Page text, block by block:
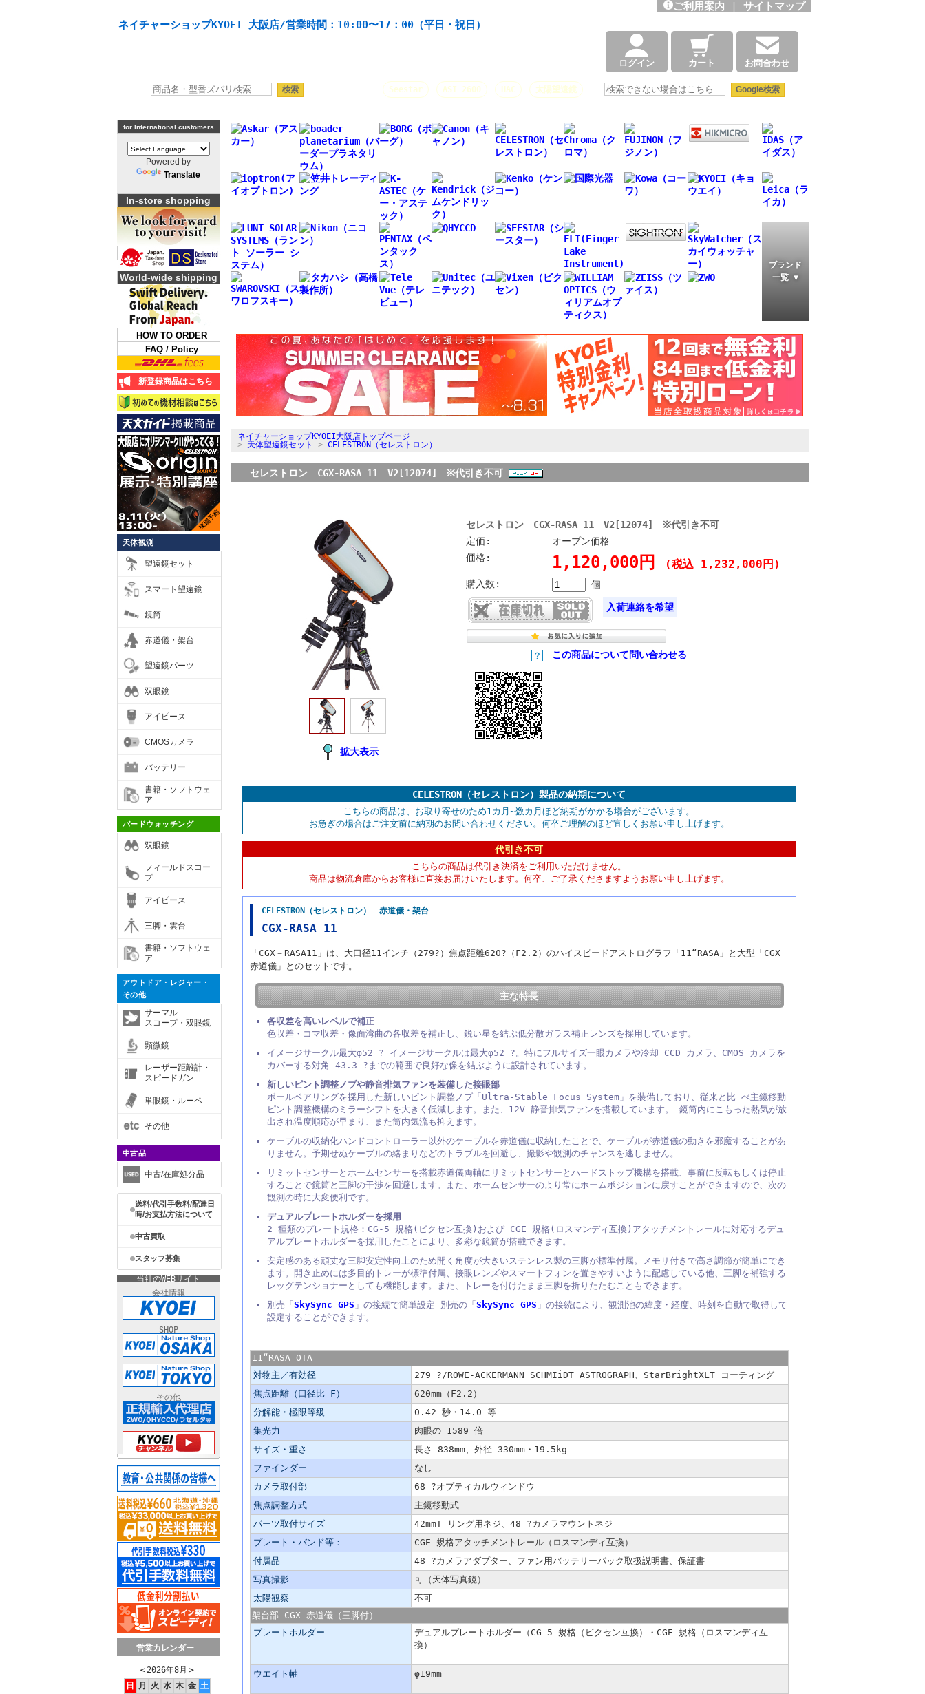
ネイチャーショップKYOEI 大阪店/営業時間：10:00〜17：00（平日・祝日）
ご利用案内 | サイトマップ
ログイン カート お問合わせ
Seestar ASI 2600 HAC 太陽望遠鏡
for International customers
Powered by
Translate
In-store shopping
World-wide shipping
HOW TO ORDER
FAQ / Policy
新登録商品はこちら
天体観測
望遠鏡セット
スマート望遠鏡
鏡筒
赤道儀・架台
望遠鏡パーツ
双眼鏡
アイピース
CMOSカメラ
バッテリー
書籍・ソフトウェ
ア
バードウォッチング
双眼鏡
フィールドスコー
プ
アイピース
三脚・雲台
書籍・ソフトウェ
ア
アウトドア・レジャー・
その他
サーマル
スコープ・双眼鏡
顕微鏡
レーザー距離計・
スピードガン
単眼鏡・ルーペ
その他
中古品
中古/在庫処分品
送料/代引手数料/配達日
時/お支払方法について
中古買取
スタッフ募集
当社のWEBサイト
会社情報
SHOP
その他
営業カレンダー
＜ 2026年8月 ＞
日
月 火 水 木 金 土
ブランド
一覧 ▼
ネイチャーショップKYOEI大阪店トップページ
> 天体望遠鏡セット > CELESTRON（セレストロン）
セレストロン CGX-RASA 11 V2[12074] ※代引き不可
拡大表示
セレストロン CGX-RASA 11 V2[12074] ※代引き不可
定価:
オープン価格
価格:
1,120,000円 (税込 1,232,000円)
購入数: 個
入荷連絡を希望
この商品について問い合わせる
CELESTRON（セレストロン）製品の納期について
こちらの商品は、お取り寄せのため1カ月~数カ月ほど納期がかかる場合がございます。
お急ぎの場合はご注文前に納期のお問い合わせください。何卒ご理解のほど宜しくお願い申し上げます。
代引き不可
こちらの商品は代引き決済をご利用いただけません。
商品は物流倉庫からお客様に直接お届けいたします。何卒、ご了承くださますようお願い申し上げます。
CELESTRON（セレストロン） 赤道儀・架台
CGX-RASA 11
「CGX－RASA11」は、大口径11インチ（279?）焦点距離620?（F2.2）のハイスピードアストログラフ「11“RASA」と大型「CGX
赤道儀」とのセットです。
主な特長
各収差を高いレベルで補正
色収差・コマ収差・像面湾曲の各収差を補正し、鋭い星を結ぶ低分散ガラス補正レンズを採用しています。
イメージサークル最大φ52 ? イメージサークルは最大φ52 ?。特にフルサイズ一眼カメラや冷却 CCD カメラ、CMOS カメラを
カバーする対角 43.3 ?までの範囲で良好な像を結ぶように設計されています。
新しいピント調整ノブや静音排気ファンを装備した接眼部
ボールベアリングを採用した新しいピント調整ノブ「Ultra-Stable Focus System」を装備しており、従来と比 べ主鏡移動
ピント調整機構のミラーシフトを大きく低減します。また、12V 静音排気ファンを搭載しています。 鏡筒内にこもった熱気が放
出され温度順応が早まり、また筒内気流も抑えます。
ケーブルの収納化ハンドコントローラー以外のケーブルを赤道儀に収納したことで、ケーブルが赤道儀の動きを邪魔することがあ
りません。予期せぬケーブルの絡まりなどのトラブルを回避し、撮影や観測のチャンスを逃しません。
リミットセンサーとホームセンサーを搭載赤道儀両軸にリミットセンサーとハードストップ機構を搭載、事前に反転もしくは停止
することで鏡筒と三脚の干渉を回避します。また、ホームセンサーのより常にホームポジションに戻すことができますので、次の
観測の時に大変便利です。
デュアルプレートホルダーを採用
2 種類のプレート規格：CG-5 規格(ビクセン互換)および CGE 規格(ロスマンディ互換)アタッチメントレールに対応するデュ
アルプレートホルダーを採用したことにより、多彩な鏡筒が搭載できます。
安定感のある頑丈な三脚安定性向上のため開く角度が大きいステンレス製の三脚が標準付属。メモリ付きで高さ調節が簡単にでき
ます。開き止めには多目的トレーが標準付属、接眼レンズやスマートフォンを置きやすいように配慮している他、三脚を補強する
レッグテンショナーとしても機能します。また、トレーを付けたまま三脚を折りたたむこともできます。
別売「 SkySync GPS 」の接続で簡単設定 別売の「 SkySync GPS 」の接続により、観測池の緯度・経度、時刻を自動で取得して
設定することができます。
11“RASA OTA
対物主／有効径
279 ?/ROWE-ACKERMANN SCHMIiDT ASTROGRAPH、StarBrightXLT コーティング
焦点距離（口径比 F）
620mm（F2.2）
分解能・極限等級
0.42 秒・14.0 等
集光力
肉眼の 1589 倍
サイズ・重さ
長さ 838mm、外径 330mm・19.5kg
ファインダー
なし
カメラ取付部
68 ?オプティカルウィンドウ
焦点調整方式
主鏡移動式
パーツ取付サイズ
42mmT リング用ネジ、48 ?カメラマウントネジ
プレート・バンド等：
CGE 規格アタッチメントレール（ロスマンディ互換）
付属品
48 ?カメラアダプター、ファン用バッテリーパック取扱説明書、保証書
写真撮影
可（天体写真鏡）
太陽観察
不可
架台部 CGX 赤道儀（三脚付）
プレートホルダー
デュアルプレートホルダー（CG-5 規格（ビクセン互換）・CGE 規格（ロスマンディ互
換）
ウエイト軸 φ19mm